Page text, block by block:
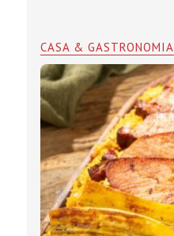
CASA & GASTRONOMIA